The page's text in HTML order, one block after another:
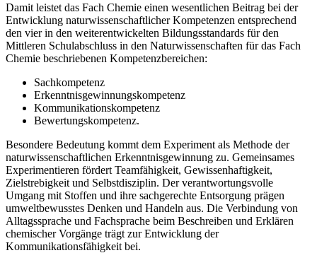
Damit leistet das Fach Chemie einen wesentlichen Beitrag bei der
Entwicklung naturwissenschaftlicher Kompetenzen entsprechend
den vier in den weiterentwickelten Bildungsstandards für den
Mittleren Schulabschluss in den Naturwissenschaften für das Fach
Chemie beschriebenen Kompetenzbereichen:
Sachkompetenz
Erkenntnisgewinnungskompetenz
Kommunikationskompetenz
Bewertungskompetenz.
Besondere Bedeutung kommt dem Experiment als Methode der
naturwissenschaftlichen Erkenntnisgewinnung zu. Gemeinsames
Experimentieren fördert Teamfähigkeit, Gewissenhaftigkeit,
Zielstrebigkeit und Selbstdisziplin. Der verantwortungsvolle
Umgang mit Stoffen und ihre sachgerechte Entsorgung prägen
umweltbewusstes Denken und Handeln aus. Die Verbindung von
Alltagssprache und Fachsprache beim Beschreiben und Erklären
chemischer Vorgänge trägt zur Entwicklung der
Kommunikationsfähigkeit bei.